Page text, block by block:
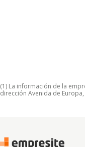
(1) La información de la
dirección Avenida de